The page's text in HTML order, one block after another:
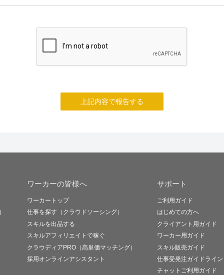
上記内容で報告する
ワーカーの皆様へ
ワーカートップ
仕事を探す（クラウドソーシング）
スキルを出品する
スキルアフィリエイトで稼ぐ
クラウディアPRO（高単価マッチング）
採用オンラインアシスタント
サポート
ご利用ガイド
はじめての方へ
クライアント用ガイド
ワーカー用ガイド
スキル販売ガイド
仕事受発注ガイドライン
チャットご利用ガイド